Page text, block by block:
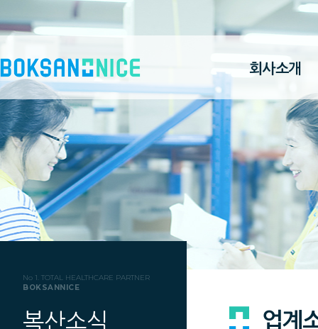
회사소개
No 1. TOTAL HEALTHCARE PARTNER
BOKSANNICE
복산소식 업계